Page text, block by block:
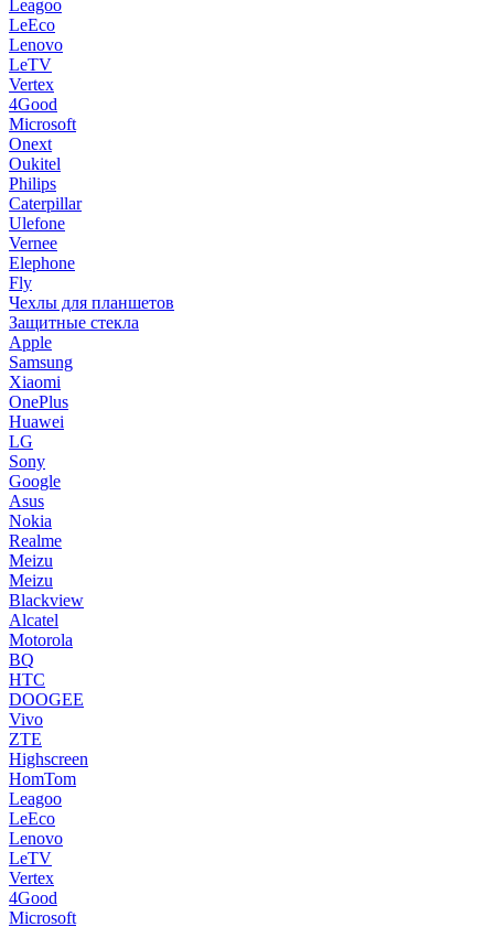
Leagoo
LeEco
Lenovo
LeTV
Vertex
4Good
Microsoft
Onext
Oukitel
Philips
Caterpillar
Ulefone
Vernee
Elephone
Fly
Чехлы для планшетов
Защитные стекла
Apple
Samsung
Xiaomi
OnePlus
Huawei
LG
Sony
Google
Asus
Nokia
Realme
Meizu
Meizu
Blackview
Alcatel
Motorola
BQ
HTC
DOOGEE
Vivo
ZTE
Highscreen
HomTom
Leagoo
LeEco
Lenovo
LeTV
Vertex
4Good
Microsoft